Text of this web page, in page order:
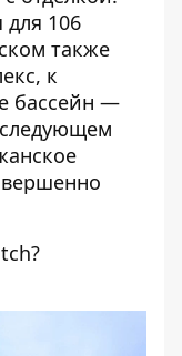
106
также
к
бассейн —